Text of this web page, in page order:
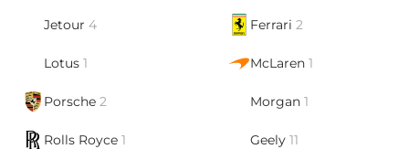
Jetour 4 Ferrari 2
Lotus 1 McLaren 1
Porsche 2 Morgan 1
Rolls Royce 1 Geely 11